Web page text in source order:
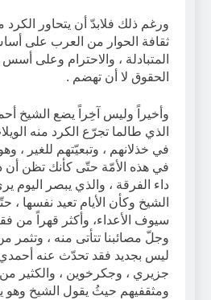
ورغم ذلك فلابدّ أن يتحاور
ثقافة الحوار من العرب على
المتبادلة ، والاحترام وعلى
الحقوق لا أن تهضم .
وأخيراً وليس آخِراً يضع الشيخ
الذي طالما تجرّع الكرد منه
في خذلانهم ، وتبعيّتهم للغير ،
في هذه الأمّة حتّى كأنك تظن أن
داء الفرقة ، والذي يبصر اليوم
الشيخ وكأن الأيام تعيد نفسها ،
سيوف الأعداء، وأكثر قهراً من
وجلّ مصائبنا تتأتى منه ، وتثمر
ليس بجديد فقد تحدّث عنه
جزيري ، وجكرخوين ، والكثير من
ومثقفيهم حيثُ يقول الشيخ وهو